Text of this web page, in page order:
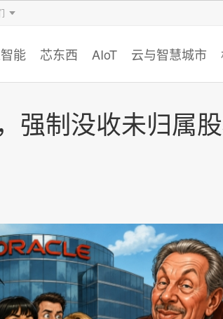
智猩猩
能 芯东西 AIoT 云与智慧城市
强制没收未归属